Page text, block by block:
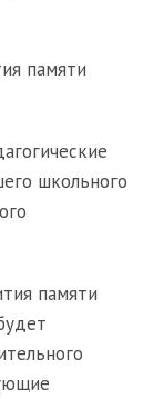
памяти
школьного
памяти